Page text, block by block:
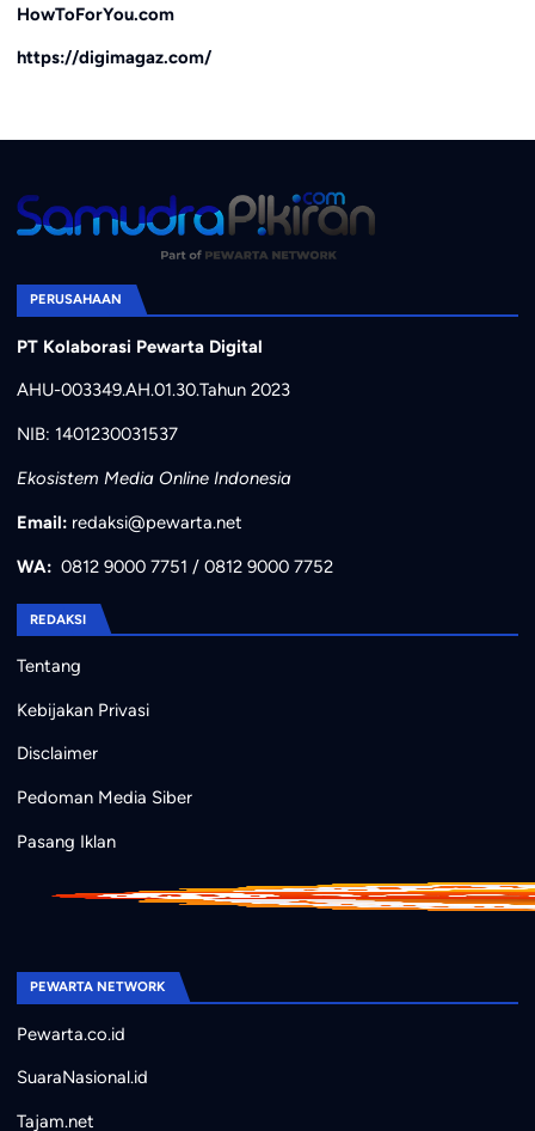
HowToForYou.com
https://digimagaz.com/
PERUSAHAAN
PT Kolaborasi Pewarta Digital
AHU-003349.AH.01.30.Tahun 2023
NIB: 1401230031537
Ekosistem Media Online Indonesia
Email: redaksi@pewarta.net
WA: 0812 9000 7751 / 0812 9000 7752
REDAKSI
Tentang
Kebijakan Privasi
Disclaimer
Pedoman Media Siber
Pasang Iklan
PEWARTA NETWORK
Pewarta.co.id
SuaraNasional.id
Tajam.net